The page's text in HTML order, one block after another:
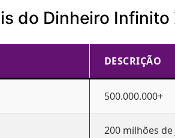
do Dinheiro Infinito
DESCRIÇÃO
500.000.000+
200 milhões